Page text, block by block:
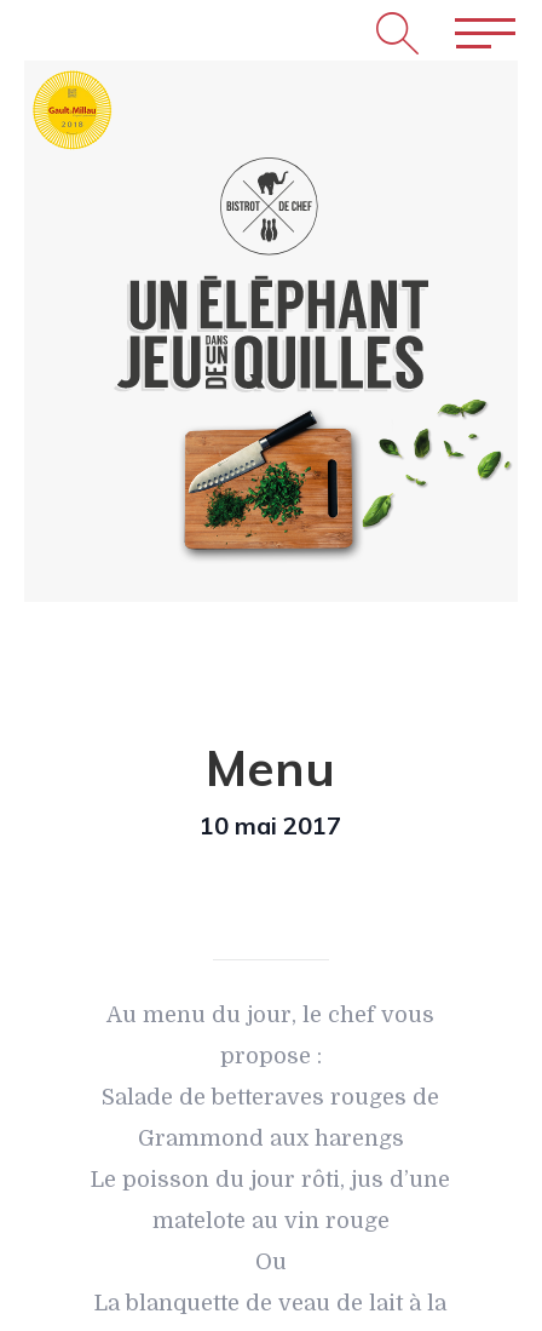
Menu
10 mai 2017
Au menu du jour, le chef vous
propose :
Salade de betteraves rouges de
Grammond aux harengs
Le poisson du jour rôti, jus d’une
matelote au vin rouge
Ou
La blanquette de veau de lait à la